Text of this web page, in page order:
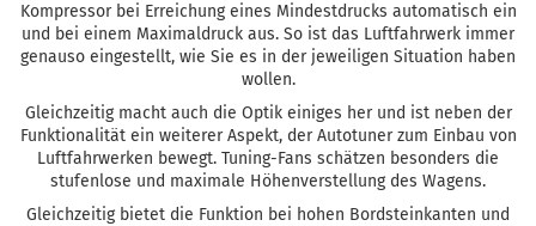
Kompressor bei Erreichung eines Mindestdrucks automatisch ein
und bei einem Maximaldruck aus. So ist das Luftfahrwerk immer
genauso eingestellt, wie Sie es in der jeweiligen Situation haben
wollen.
Gleichzeitig macht auch die Optik einiges her und ist neben der
Funktionalität ein weiterer Aspekt, der Autotuner zum Einbau von
Luftfahrwerken bewegt. Tuning-Fans schätzen besonders die
stufenlose und maximale Höhenverstellung des Wagens.
Gleichzeitig bietet die Funktion bei hohen Bordsteinkanten und